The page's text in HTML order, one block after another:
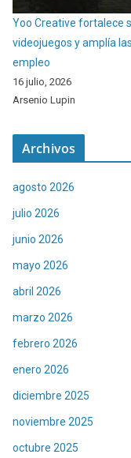
Yoo Creative fortalece
videojuegos y amplía
empleo
16 julio, 2026
Arsenio Lupin
Archivos
agosto 2026
julio 2026
junio 2026
mayo 2026
abril 2026
marzo 2026
febrero 2026
enero 2026
diciembre 2025
noviembre 2025
octubre 2025